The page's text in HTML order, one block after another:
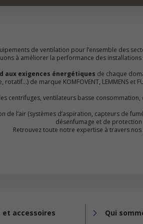
de ventilation pour l’ensemble des
à améliorer la performance des
aux exigences énergétiques de chaque
de marque KOMFOVENT, LEMMENS et
centrifuges, ventilateurs basse
l’air (systèmes d’aspiration, capteurs de
désenfumage et de protection
Retrouvez toute notre expertise à travers
et accessoires Qui